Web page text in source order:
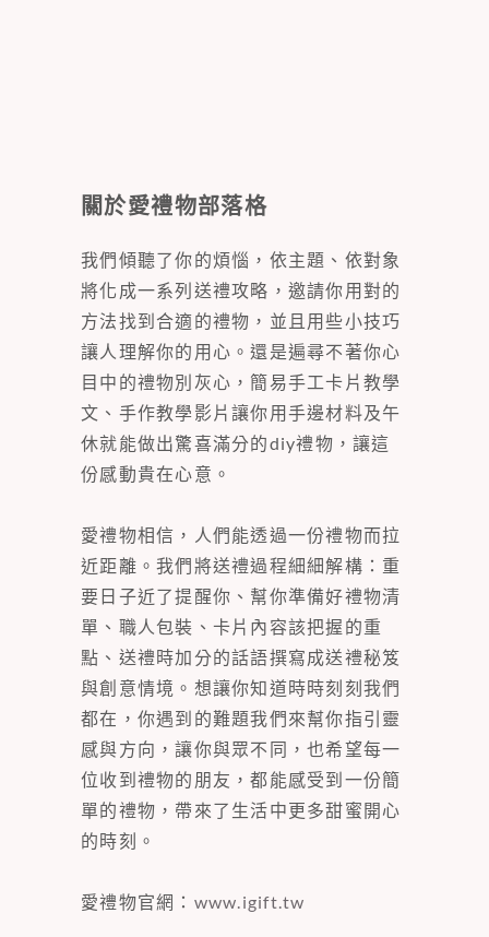
關於愛禮物部落格
我們傾聽了你的煩惱，依主題、依對象
將化成一系列送禮攻略，邀請你用對的
方法找到合適的禮物，並且用些小技巧
讓人理解你的用心。還是遍尋不著你心
目中的禮物別灰心，簡易手工卡片教學
文、手作教學影片讓你用手邊材料及午
休就能做出驚喜滿分的diy禮物，讓這
份感動貴在心意。
愛禮物相信，人們能透過一份禮物而拉
近距離。我們將送禮過程細細解構：重
要日子近了提醒你、幫你準備好禮物清
單、職人包裝、卡片內容該把握的重
點、送禮時加分的話語撰寫成送禮秘笈
與創意情境。想讓你知道時時刻刻我們
都在，你遇到的難題我們來幫你指引靈
感與方向，讓你與眾不同，也希望每一
位收到禮物的朋友，都能感受到一份簡
單的禮物，帶來了生活中更多甜蜜開心
的時刻。
愛禮物官網： www.igift.tw